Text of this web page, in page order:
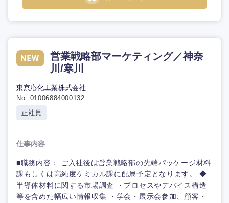
営業戦略部マーケティング／神奈
川/寒川
東京応化工業株式会社
No. 01006884000132
正社員
仕事内容
■職務内容： ご入社後は営業戦略部の先端パッケージ材料
課もしくは高純度ケミカル課に配属予定となります。 ◆
半導体材料に関する市場調査 ・プロセスやデバイス構造
等を含めた幅広い情報収集 ・学会・展示会参加、顧客・